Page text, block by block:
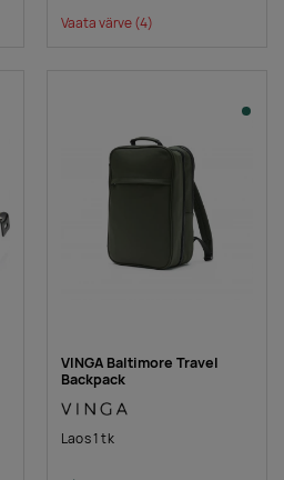
Vaata värve(4)
VINGA Baltimore Travel
Backpack
Laos 1 tk